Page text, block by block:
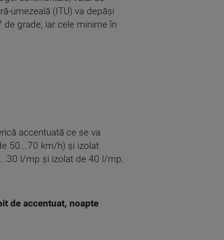
umezeală (ITU) va depăși
grade, iar cele minime în
accentuată ce se va
50...70 km/h) și izolat
l/mp și izolat de 40 l/mp.
de accentuat, noapte